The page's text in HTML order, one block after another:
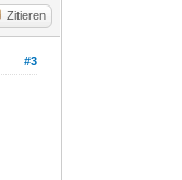
Zitieren
#3